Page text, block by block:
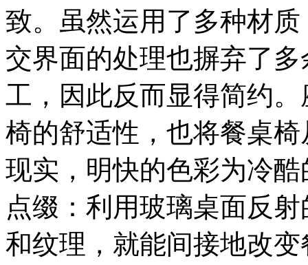
致。虽然运用了多种材
交界面的处理也摒弃了
工，因此反而显得简约
椅的舒适性，也将餐桌
现实，明快的色彩为冷
点缀：利用玻璃桌面反
和纹理，就能间接地改